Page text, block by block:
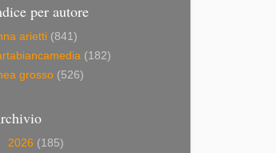
per autore
arietti (841)
(182)
grosso (526)
2026 (185)